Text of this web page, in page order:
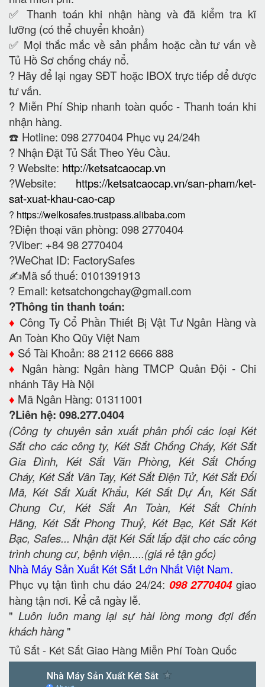
✅ Thanh toán khi nhận hàng và đã kiểm tra kĩ
lưỡng (có thể chuyển khoản)
✅ Mọi thắc mắc về sản phẩm hoặc cần tư vấn về
Tủ Hồ Sơ chống cháy nổ.
? Hãy để lại ngay SĐT hoặc IBOX trực tiếp để được
tư vấn.
? Miễn Phí Ship nhanh toàn quốc - Thanh toán khi
nhận hàng.
☎️ Hotline: 098 2770404 Phục vụ 24/24h
? Nhận Đặt Tủ Sắt Theo Yêu Cầu.
? Website: http://ketsatcaocap.vn
?Website: https://ketsatcaocap.vn/san-pham/ket-
sat-xuat-khau-cao-cap
? https://welkosafes.trustpass.alibaba.com
?Điện thoại văn phòng: 098 2770404
?Viber: +84 98 2770404
?WeChat ID: FactorySafes
✍️Mã số thuế: 0101391913
? Email: ketsatchongchay@gmail.com
?Thông tin thanh toán:
♦️ Công Ty Cổ Phần Thiết Bị Vật Tư Ngân Hàng và
An Toàn Kho Qũy Việt Nam
♦️ Số Tài Khoản: 88 2112 6666 888
♦️ Ngân hàng: Ngân hàng TMCP Quân Đội - Chi
nhánh Tây Hà Nội
♦️ Mã Ngân Hàng: 01311001
?Liên hệ: 098.277.0404
(Công ty chuyên sản xuất phân phối các loại Két
Sắt cho các công ty, Két Sắt Chống Cháy, Két Sắt
Gia Đình, Két Sắt Văn Phòng, Két Sắt Chống
Cháy, Két Sắt Vân Tay, Két Sắt Điện Tử, Két Sắt Đổi
Mã, Két Sắt Xuất Khẩu, Két Sắt Dự Án, Két Sắt
Chung Cư, Két Sắt An Toàn, Két Sắt Chính
Hãng, Két Sắt Phong Thuỷ, Két Bạc, Két Sắt Két
Bạc, Safes... Nhận đặt Két Sắt lắp đặt cho các công
trình chung cư, bệnh viện.....(giá rẻ tận gốc)
Nhà Máy Sản Xuất Két Sắt Lớn Nhất Việt Nam.
Phục vụ tận tình chu đáo 24/24: 098 2770404giao
hàng tận nơi. Kể cả ngày lễ.
"Luôn luôn mang lại sự hài lòng mong đợi đến
khách hàng"
Tủ Sắt - Két Sắt Giao Hàng Miễn Phí Toàn Quốc